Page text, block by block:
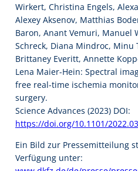
Wirkert, Christina Engels,
Alexey Aksenov, Matthias
Baron, Anant Vemuri, Manuel
Schreck, Diana Mindroc, Minu
Brittaney Everitt, Annette
Lena Maier-Hein: Spectral
free real-time ischemia
surgery.
Science Advances (2023) DOI:
https://doi.org/10.1101/
Ein Bild zur Pressemitteilung
Verfügung unter: